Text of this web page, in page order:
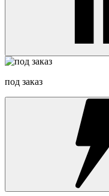
под заказ